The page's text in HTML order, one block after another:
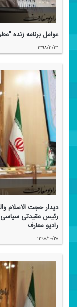
عوامل برنامه زنده
۱۳۹۸/۱۱/۱۳
دیدار حجت الاسلام
رئیس عقیدتی سیاسی
رادیو معارف
۱۳۹۸/۱۰/۲۸